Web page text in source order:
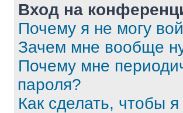
Вход на
Почему я не могу
Зачем мне вообще
Почему мне
пароля?
Как сделать, чтобы